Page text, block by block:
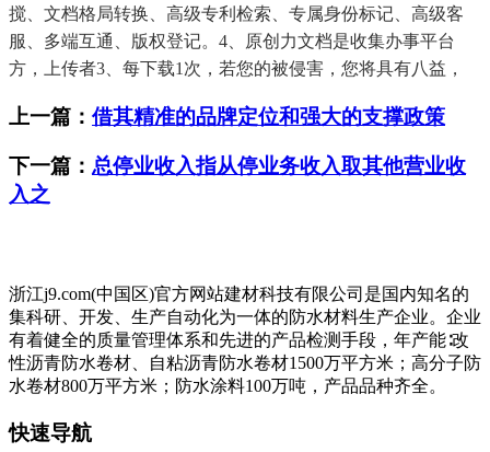
搅、文档格局转换、高级专利检索、专属身份标记、高级客
服、多端互通、版权登记。4、原创力文档是收集办事平台
方，上传者3、每下载1次，若您的被侵害，您将具有八益，
上一篇： 借其精准的品牌定位和强大的支撑政策
下一篇： 总停业收入指从停业务收入取其他营业收
入之
浙江j9.com(中国区)官方网站建材科技有限公司是国内知名的
集科研、开发、生产自动化为一体的防水材料生产企业。企业
有着健全的质量管理体系和先进的产品检测手段，年产能∶改
性沥青防水卷材、自粘沥青防水卷材1500万平方米；高分子防
水卷材800万平方米；防水涂料100万吨，产品品种齐全。
快速导航